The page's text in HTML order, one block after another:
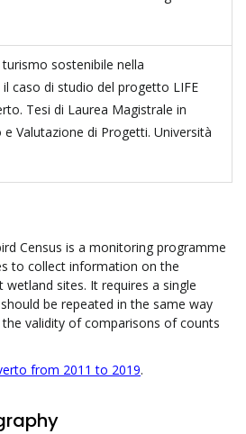
turismo sostenibile nella
caso di studio del progetto LIFE
Tesi di Laurea Magistrale in
Valutazione di Progetti. Università
Census is a monitoring programme
to collect information on the
sites. It requires a single
be repeated in the same way
validity of comparisons of counts
from 2011 to 2019.